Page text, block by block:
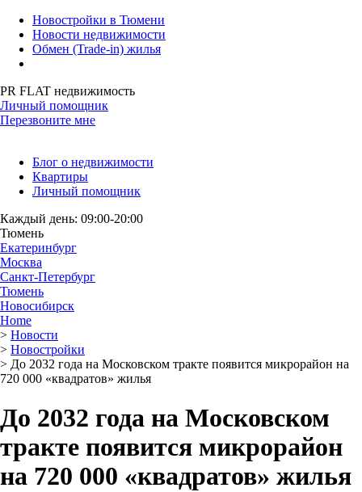
Новостройки в Тюмени
Новости недвижимости
Обмен (Trade-in) жилья
PR FLAT недвижимость
Личный помощник
Перезвоните мне
Блог о недвижимости
Квартиры
Личный помощник
Каждый день: 09:00-20:00
Тюмень
Екатеринбург
Москва
Санкт-Петербург
Тюмень
Новосибирск
Home
> Новости
> Новостройки
> До 2032 года на Московском тракте появится микрорайон на
720 000 «квадратов» жилья
До 2032 года на Московском
тракте появится микрорайон
на 720 000 «квадратов» жилья